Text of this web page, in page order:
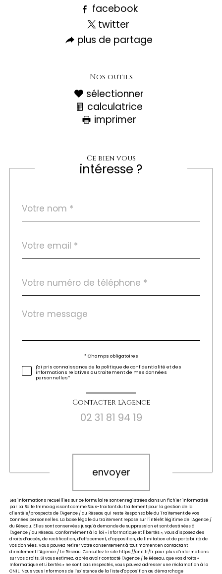
facebook
twitter
plus de partage
Nos outils
sélectionner
calculatrice
imprimer
Ce bien vous
intéresse ?
par
*
*
*
Fieldset
Message
*
* Champs obligatoires
j'ai pris connaissance de la politique de confidentialité et des
informations relatives au traitement de mes données
personnelles*
Contacter l'agence
02 31 81 94 19
envoyer
Les informations recueillies sur ce formulaire sont enregistrées dans un fichier informatisé
par La Boite Immo agissant comme Sous-traitant du traitement pour la gestion de la
clientèle/prospects de l'Agence / du Réseau qui reste Responsable du Traitement de vos
Données personnelles. La base légale du traitement repose sur l'intérêt légitime de l'Agence /
du Réseau. Elles sont conservées jusqu'à demande de suppression et sont destinées à
l'Agence / au Réseau. Conformément à la loi « informatique et libertés », vous disposez des
droits d’accès, de rectification, d’effacement, d’opposition, de limitation et de portabilité de
vos données. Vous pouvez retirer votre consentement à tout moment en contactant
directement l’Agence / Le Réseau. Consultez le site https://cnil.fr/fr pour plus d’informations
sur vos droits. Si vous estimez, après avoir contacté l'Agence / le Réseau, que vos droits «
Informatique et Libertés » ne sont pas respectés, vous pouvez adresser une réclamation à la
CNIL. Nous vous informons de l’existence de la liste d'opposition au démarchage